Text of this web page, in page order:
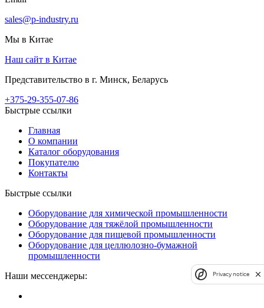
sales@p-industry.ru
Мы в Китае
Наш сайт в Китае
Представительство в г. Минск, Беларусь
+375-29-355-07-86
Быстрые ссылки
Главная
О компании
Каталог оборудования
Покупателю
Контакты
Быстрые ссылки
Оборудование для химической промышленности
Оборудование для тяжёлой промышленности
Оборудование для пищевой промышленности
Оборудование для целлюлозно-бумажной
промышленности
Наши мессенджеры:
Privacy notice